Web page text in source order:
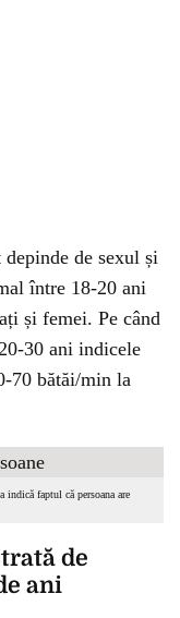
de sexul și
între 18-20 ani
și femei. Pe când
30 ani indicele
70 bătăi/min la
indică faptul că persoana are
de
ani